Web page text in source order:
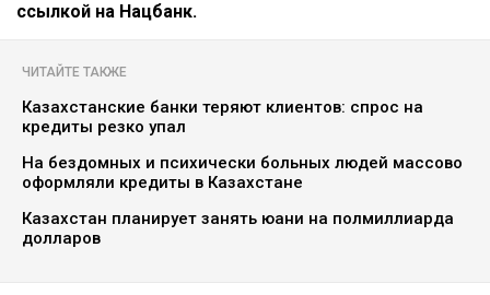
ссылкой на Нацбанк.
ЧИТАЙТЕ ТАКЖЕ
Казахстанские банки теряют клиентов: спрос на
кредиты резко упал
На бездомных и психически больных людей массово
оформляли кредиты в Казахстане
Казахстан планирует занять юани на полмиллиарда
долларов